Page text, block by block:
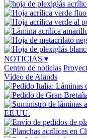
NOTICIAS ▾
Centro de noticias
Vídeo de Alands